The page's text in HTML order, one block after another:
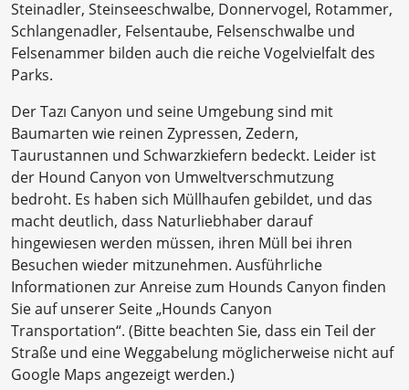
Steinadler, Steinseeschwalbe, Donnervogel, Rotammer,
Schlangenadler, Felsentaube, Felsenschwalbe und
Felsenammer bilden auch die reiche Vogelvielfalt des
Parks.
Der Tazı Canyon und seine Umgebung sind mit
Baumarten wie reinen Zypressen, Zedern,
Taurustannen und Schwarzkiefern bedeckt. Leider ist
der Hound Canyon von Umweltverschmutzung
bedroht. Es haben sich Müllhaufen gebildet, und das
macht deutlich, dass Naturliebhaber darauf
hingewiesen werden müssen, ihren Müll bei ihren
Besuchen wieder mitzunehmen. Ausführliche
Informationen zur Anreise zum Hounds Canyon finden
Sie auf unserer Seite „Hounds Canyon
Transportation“. (Bitte beachten Sie, dass ein Teil der
Straße und eine Weggabelung möglicherweise nicht auf
Google Maps angezeigt werden.)